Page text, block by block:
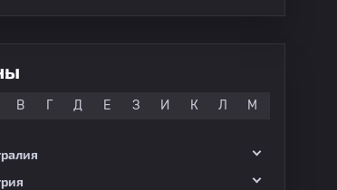
В Г Д Е З И К Л М